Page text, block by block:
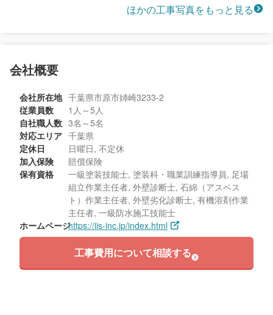
ほかの工事写真をもっと見る
会社概要
会社所在地 千葉県市原市姉崎3233-2
従業員数
1人～5人
自社職人数 3名～5名
対応エリア 千葉県
定休日
日曜日, 不定休
加入保険
賠償保険
保有資格
一級塗装技能士, 塗装科・職業訓練指導員, 足場
組立作業主任者, 外壁診断士, 石綿（アスベス
ト）作業主任者, 外壁劣化診断士, 有機溶剤作業
主任者, 一級防水施工技能士
ホームページhttps://iis-inc.jp/index.html
工事費用について相談する